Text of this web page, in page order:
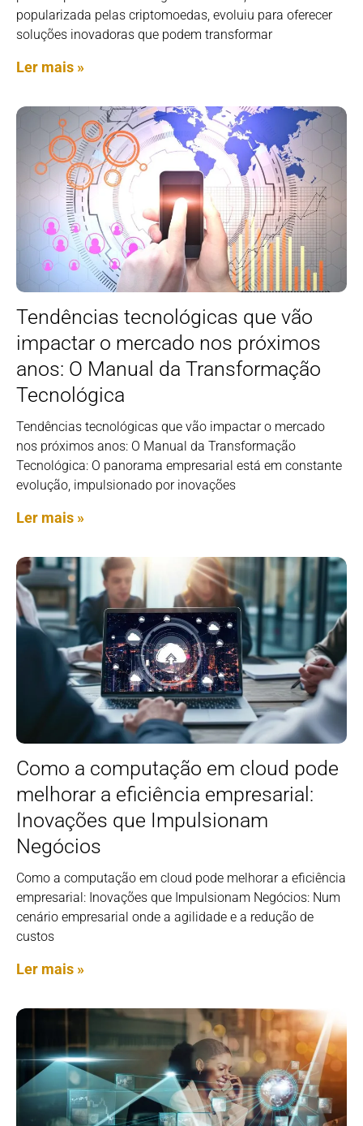
popularizada pelas criptomoedas, evoluiu para oferecer
soluções inovadoras que podem transformar
Ler mais »
Tendências tecnológicas que vão
impactar o mercado nos próximos
anos: O Manual da Transformação
Tecnológica
Tendências tecnológicas que vão impactar o mercado
nos próximos anos: O Manual da Transformação
Tecnológica: O panorama empresarial está em constante
evolução, impulsionado por inovações
Ler mais »
Como a computação em cloud pode
melhorar a eficiência empresarial:
Inovações que Impulsionam
Negócios
Como a computação em cloud pode melhorar a eficiência
empresarial: Inovações que Impulsionam Negócios: Num
cenário empresarial onde a agilidade e a redução de
custos
Ler mais »